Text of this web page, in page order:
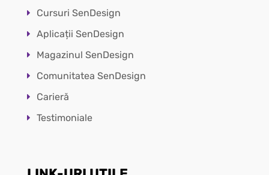
Cursuri SenDesign
Aplicații SenDesign
Magazinul SenDesign
Comunitatea SenDesign
Carieră
Testimoniale